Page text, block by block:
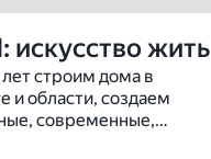
искусство жить
строим дома в
и области, создаем
современные,